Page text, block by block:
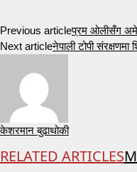
Previous articleप्रम ओलीसँग
Next articleनेपाली टोपी संरक्षणमा
केशरमान बुढाथोकी
RELATED ARTICLES